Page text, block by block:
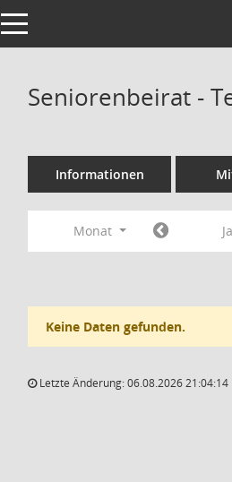
Toggle navigation
Seniorenbeirat -
Informationen
Monat
Keine Daten gefunden.
Letzte Änderung: 06.08.2026 21:04:14